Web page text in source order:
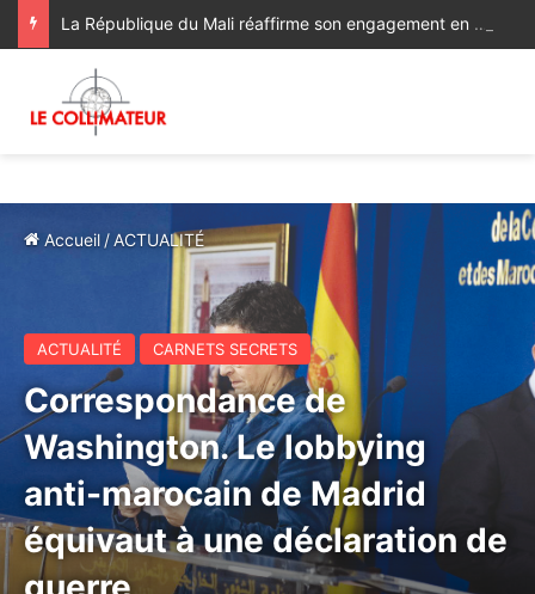
La République du Mali réaffirme son engagement en faveur de l’Initiative de Sa Majesté le Roi Mohammed VI visant à favoriser l’accès des pays du Sahel à l’Océan Atlantique
Accueil /ACTUALITÉ
ACTUALITÉ CARNETS SECRETS
Correspondance de
Washington. Le lobbying
anti-marocain de Madrid
équivaut à une déclaration de